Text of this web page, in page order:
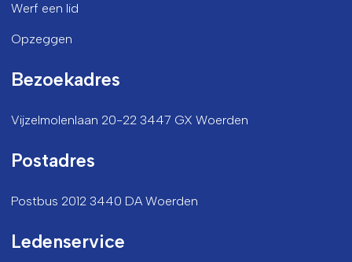
Werf een lid
Opzeggen
Bezoekadres
Vijzelmolenlaan 20-22 3447 GX Woerden
Postadres
Postbus 2012 3440 DA Woerden
Ledenservice